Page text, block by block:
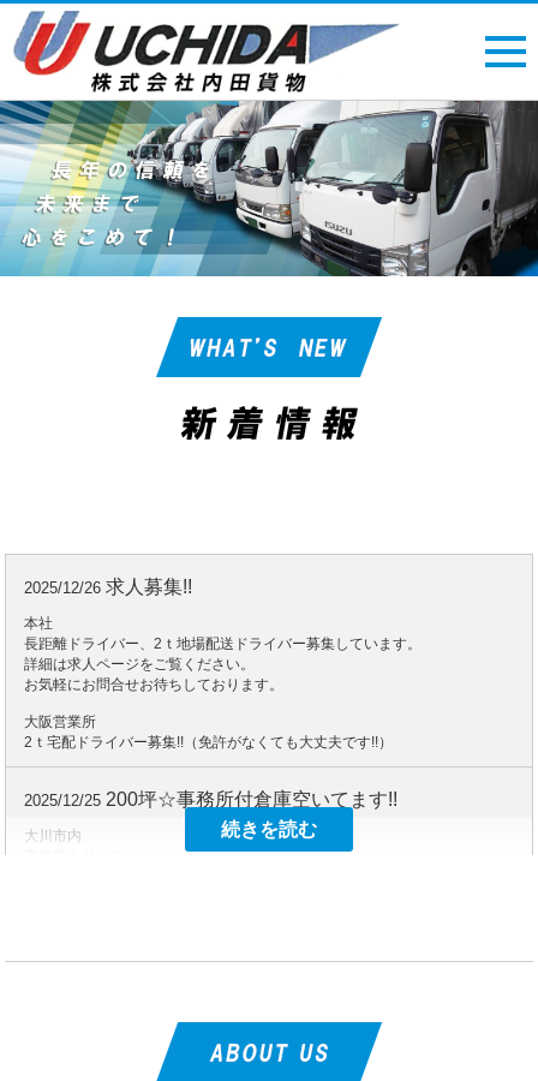
2025/12/26 求人募集!!
本社
長距離ドライバー、2ｔ地場配送ドライバー募集しています。
詳細は求人ページをご覧ください。
お気軽にお問合せお待ちしております。
大阪営業所
2ｔ宅配ドライバー募集!!（免許がなくても大丈夫です!!）
2025/12/25 200坪☆事務所付倉庫空いてます!!
大川市内
続きを読む